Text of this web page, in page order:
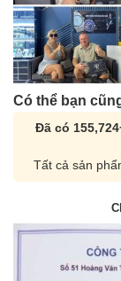
Có thể bạn
Đã có
Tất cả sản